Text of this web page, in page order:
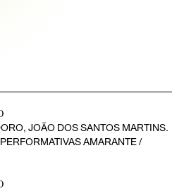
JOÃO DOS SANTOS MARTINS.
AMARANTE /